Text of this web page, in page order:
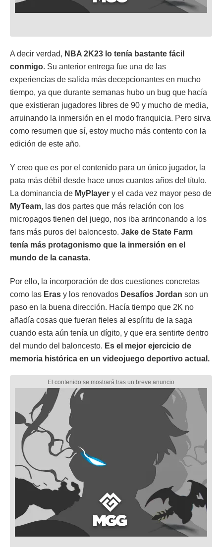
A decir verdad, NBA 2K23 lo tenía bastante fácil
conmigo. Su anterior entrega fue una de las
experiencias de salida más decepcionantes en mucho
tiempo, ya que durante semanas hubo un bug que hacía
que existieran jugadores libres de 90 y mucho de media,
arruinando la inmersión en el modo franquicia. Pero sirva
como resumen que sí, estoy mucho más contento con la
edición de este año.
Y creo que es por el contenido para un único jugador, la
pata más débil desde hace unos cuantos años del título.
La dominancia de MyPlayer y el cada vez mayor peso de
MyTeam, las dos partes que más relación con los
micropagos tienen del juego, nos iba arrinconando a los
fans más puros del baloncesto. Jake de State Farm
tenía más protagonismo que la inmersión en el
mundo de la canasta.
Por ello, la incorporación de dos cuestiones concretas
como las Eras y los renovados Desafíos Jordan son un
paso en la buena dirección. Hacía tiempo que 2K no
añadía cosas que fueran fieles al espíritu de la saga
cuando esta aún tenía un dígito, y que era sentirte dentro
del mundo del baloncesto. Es el mejor ejercicio de
memoria histórica en un videojuego deportivo actual.